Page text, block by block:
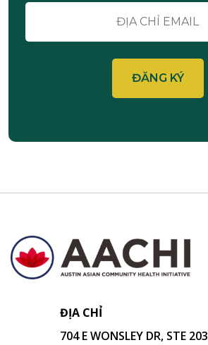
mail
ĐỊA CHỈ
704 E WONSLEY DR, STE 203